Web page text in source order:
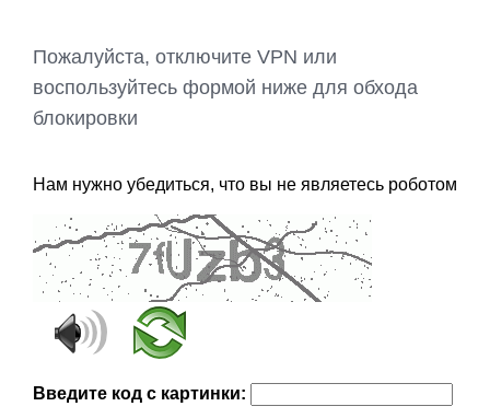
Пожалуйста, отключите VPN или
воспользуйтесь формой ниже для обхода
блокировки
Нам нужно убедиться, что вы не являетесь роботом
Введите код с картинки: